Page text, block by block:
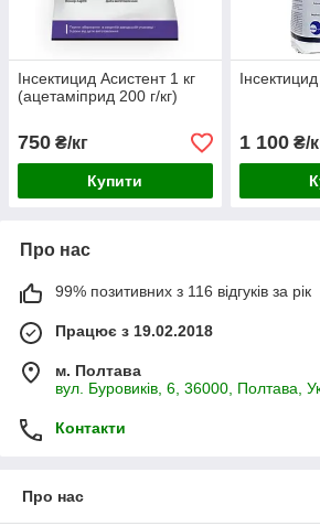
Інсектицид Асистент 1 кг
(ацетаміприд 200 г/кг)
750 ₴/кг
Купити
1 100₴/
Про нас
99% позитивних з 116 відгуків за рік
Працює з 19.02.2018
м. Полтава
вул. Буровиків, 6, 36000, Полтава,
Контакти
Про нас